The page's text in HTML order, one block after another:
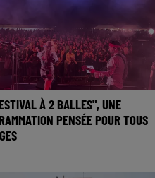
À 2 BALLES", UNE
PENSÉE POUR TOUS